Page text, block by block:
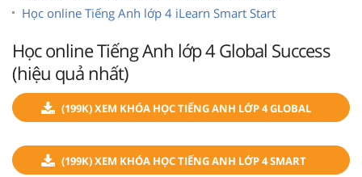
Học online Tiếng Anh lớp 4 iLearn Smart Start
Học online Tiếng Anh lớp 4 Global Success
(hiệu quả nhất)
(199K) XEM KHÓA HỌC TIẾNG ANH LỚP 4 GLOBAL
(199K) XEM KHÓA HỌC TIẾNG ANH LỚP 4 SMART